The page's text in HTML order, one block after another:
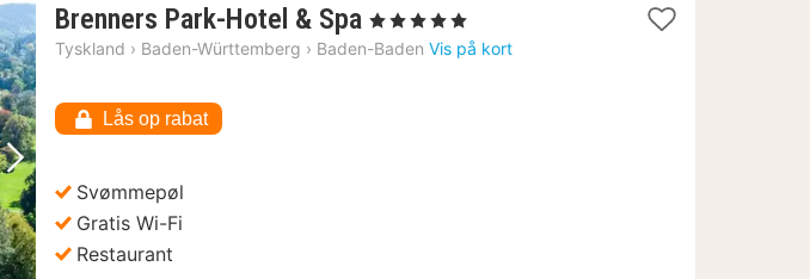
Næste billede
Brenners Park-Hotel & Spa 1
nat
, 5 Stjerner
Tyskland › Baden-Württemberg › Baden-Baden Vis på kort
Lås op rabat
Svømmepøl
Gratis Wi-Fi
Restaurant